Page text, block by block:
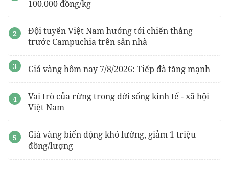
100.000 đồng/kg
Đội tuyển Việt Nam hướng tới chiến thắng
trước Campuchia trên sân nhà
Giá vàng hôm nay 7/8/2026: Tiếp đà tăng mạnh
Vai trò của rừng trong đời sống kinh tế - xã hội
Việt Nam
Giá vàng biến động khó lường, giảm 1 triệu
đồng/lượng